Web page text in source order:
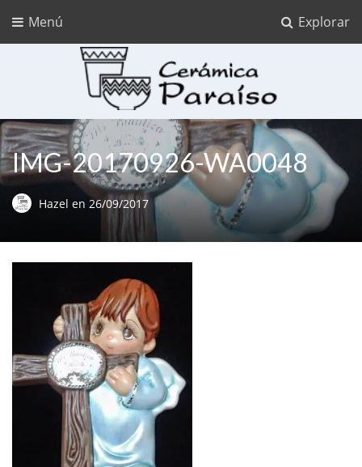
Explorar
Menú
Cerámica Paraíso
Ceramica para pintar
IMG-20170926-WA0048
Hazel en 26/09/2017